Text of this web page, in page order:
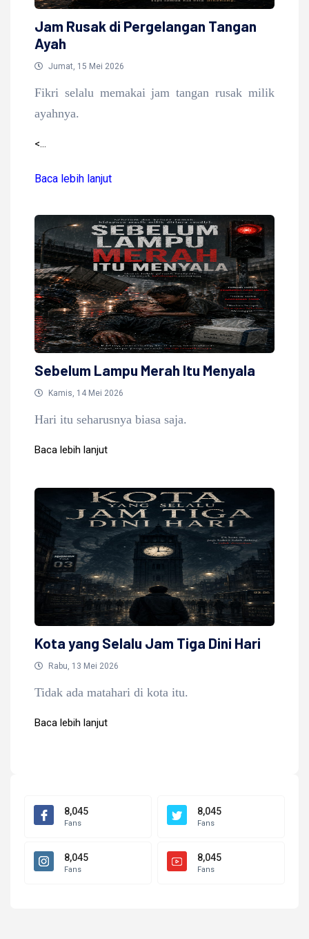
Jam Rusak di Pergelangan Tangan
Ayah
Jumat, 15 Mei 2026
Fikri selalu memakai jam tangan rusak milik
ayahnya.
<...
Baca lebih lanjut
Sebelum Lampu Merah Itu Menyala
Kamis, 14 Mei 2026
Hari itu seharusnya biasa saja.
Baca lebih lanjut
Kota yang Selalu Jam Tiga Dini Hari
Rabu, 13 Mei 2026
Tidak ada matahari di kota itu.
Baca lebih lanjut
8,045
Fans
8,045
Fans
8,045
Fans
8,045
Fans